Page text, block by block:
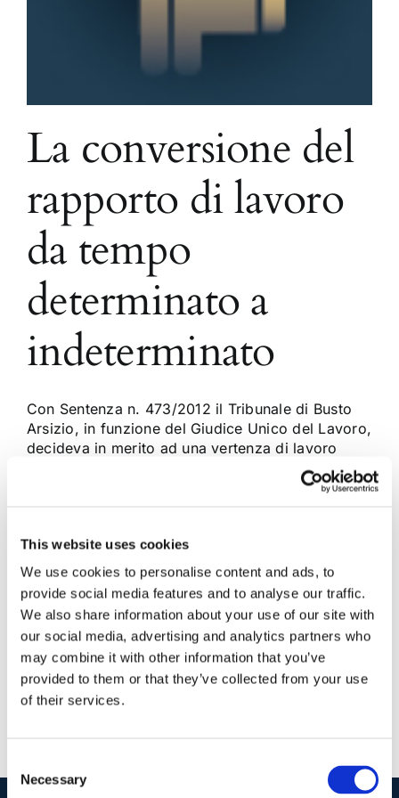
This website uses cookies
We use cookies to personalise content and ads, to
provide social media features and to analyse our traffic.
We also share information about your use of our site with
our social media, advertising and analytics partners who
may combine it with other information that you’ve
provided to them or that they’ve collected from your use
of their services.
Selection
Necessary
La conversione del
rapporto di lavoro
da tempo
determinato a
indeterminato
Con Sentenza n. 473/2012 il Tribunale di Busto
Arsizio, in funzione del Giudice Unico del Lavoro,
decideva in merito ad una vertenza di lavoro
promossa da un pilota civile nei confronti di due
società di trasporto aereo, alle dipendenze delle
27 Agosto 2012 | Articoli,Diritto del Lavoro | 0 Commenti
Continua a leggere